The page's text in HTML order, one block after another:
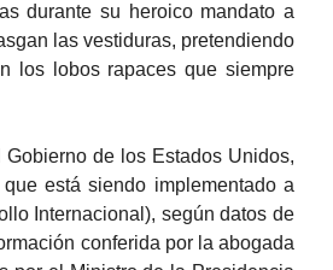
durante su heroico mandato a
las vestiduras, pretendiendo
los lobos rapaces que siempre
de los Estados Unidos,
está siendo implementado a
Internacional), según datos de
conferida por la abogada